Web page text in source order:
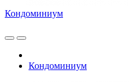
Кондоминиум
Кондоминиум